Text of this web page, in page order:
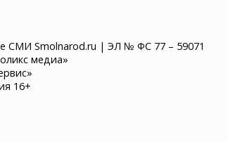
ввести
на
и Киев обеспечить
СМИ Smolnarod.ru | ЭЛ № ФС 77 – 59071
медиа»
16+